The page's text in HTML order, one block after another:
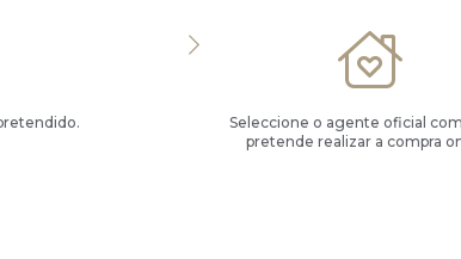
Seleccione o agente oficial
pretende realizar a compra